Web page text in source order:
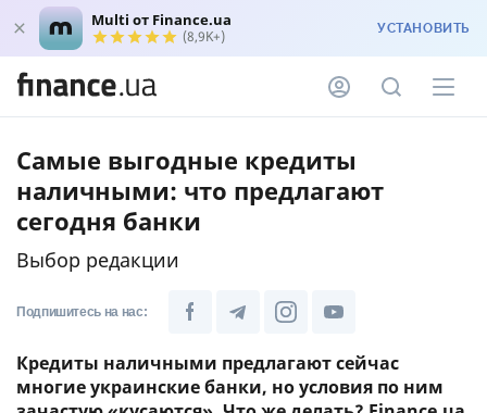
Multi от Finance.ua
(8,9K+) УСТАНОВИТЬ
Самые выгодные кредиты
наличными: что предлагают
сегодня банки
Выбор редакции
Подпишитесь на нас:
Кредиты наличными предлагают сейчас
многие украинские банки, но условия по ним